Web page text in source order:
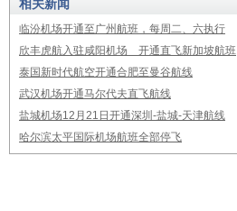
相关新闻
临汾机场开通至广州航班，每周二、六执行
欣丰虎航入驻咸阳机场 开通直飞新加坡航班
泰国新时代航空开通合肥至曼谷航线
武汉机场开通马尔代夫直飞航线
盐城机场12月21日开通深圳-盐城-天津航线
哈尔滨太平国际机场航班全部停飞